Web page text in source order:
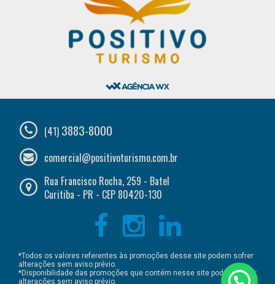
(41) 3883-8000
comercial@positivoturismo.com.br
Rua Francisco Rocha, 259 - Batel
Curitiba - PR - CEP 80420-130
*Todos os valores referentes às promoções desse site podem sofrer
alterações sem aviso prévio.
*Disponibilidade das promoções que contém nesse site podem sofrer
alterações sem aviso prévio.